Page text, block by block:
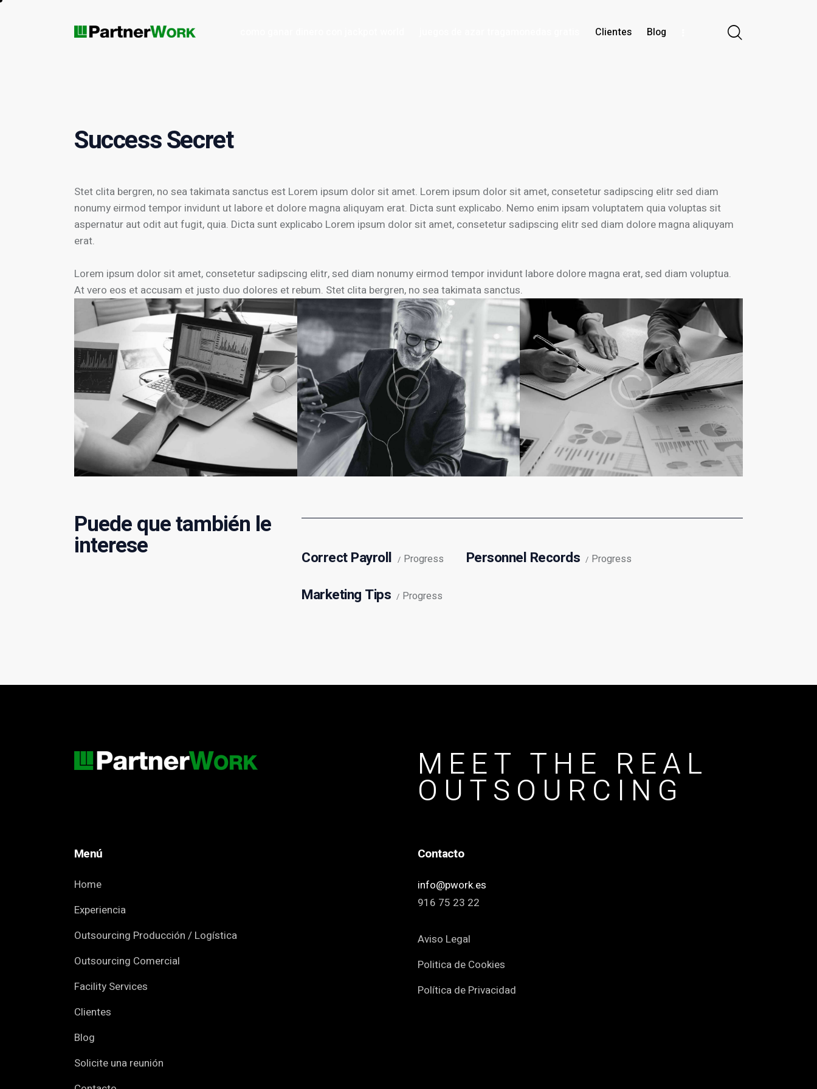
Clientes Blog
Success Secret
Stet clita bergren, no sea takimata sanctus est Lorem ipsum dolor sit amet. Lorem ipsum dolor sit amet, consetetur sadipscing elitr sed diam
nonumy eirmod tempor invidunt ut labore et dolore magna aliquyam erat. Dicta sunt explicabo. Nemo enim ipsam voluptatem quia voluptas sit
aspernatur aut odit aut fugit, quia. Dicta sunt explicabo Lorem ipsum dolor sit amet, consetetur sadipscing elitr sed diam dolore magna aliquyam
erat.
Lorem ipsum dolor sit amet, consetetur sadipscing elitr, sed diam nonumy eirmod tempor invidunt labore dolore magna erat, sed diam voluptua.
At vero eos et accusam et justo duo dolores et rebum. Stet clita bergren, no sea takimata sanctus.
Puede que también le
interese Progress
Correct Payroll Progress
Personnel Records
Progress
Marketing Tips
MEET THE REAL
OUTSOURCING
Menú
Home
Experiencia
Outsourcing Producción / Logística
Outsourcing Comercial
Facility Services
Clientes
Blog
Solicite una reunión
Contacto
info@pwork.es
916 75 23 22
Aviso Legal
Politica de Cookies
Política de Privacidad